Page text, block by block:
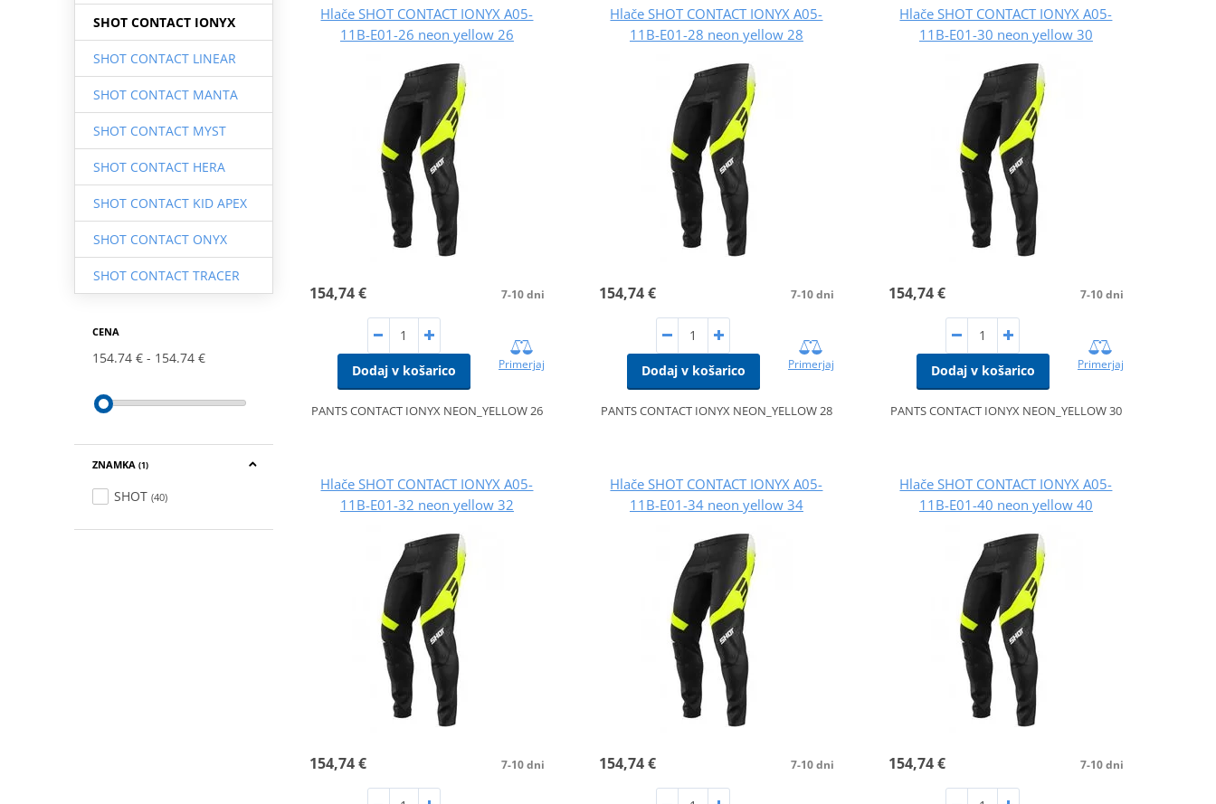
SHOT CONTACT IONYX
SHOT CONTACT LINEAR
SHOT CONTACT MANTA
SHOT CONTACT MYST
SHOT CONTACT HERA
SHOT CONTACT KID APEX
SHOT CONTACT ONYX
SHOT CONTACT TRACER
CENA
154.74 € 154.74 €
ZNAMKA (1)
SHOT (40)
Hlače SHOT CONTACT IONYX A05-
11B-E01-26 neon yellow 26
154,74 € 7-10 dni
Dodaj v košarico Primerjaj
PANTS CONTACT IONYX NEON_YELLOW 26
Hlače SHOT CONTACT IONYX A05-
11B-E01-28 neon yellow 28
154,74 € 7-10 dni
Dodaj v košarico Primerjaj
PANTS CONTACT IONYX NEON_YELLOW 28
Hlače SHOT CONTACT IONYX A05-
11B-E01-30 neon yellow 30
154,74 € 7-10 dni
Dodaj v košarico Primerjaj
PANTS CONTACT IONYX NEON_YELLOW 30
Hlače SHOT CONTACT IONYX A05-
11B-E01-32 neon yellow 32
154,74 € 7-10 dni
Hlače SHOT CONTACT IONYX A05-
11B-E01-34 neon yellow 34
154,74 € 7-10 dni
Hlače SHOT CONTACT IONYX A05-
11B-E01-40 neon yellow 40
154,74 € 7-10 dni